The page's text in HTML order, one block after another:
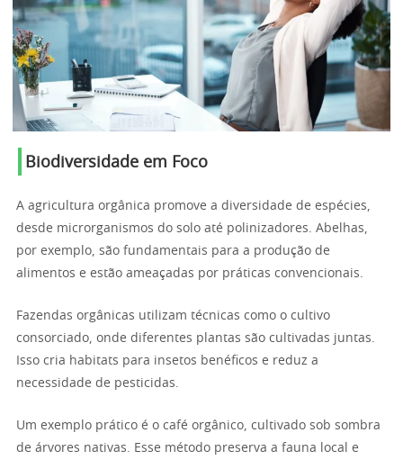
Biodiversidade em Foco
A agricultura orgânica promove a diversidade de espécies,
desde microrganismos do solo até polinizadores. Abelhas,
por exemplo, são fundamentais para a produção de
alimentos e estão ameaçadas por práticas convencionais.
Fazendas orgânicas utilizam técnicas como o cultivo
consorciado, onde diferentes plantas são cultivadas juntas.
Isso cria habitats para insetos benéficos e reduz a
necessidade de pesticidas.
Um exemplo prático é o café orgânico, cultivado sob sombra
de árvores nativas. Esse método preserva a fauna local e